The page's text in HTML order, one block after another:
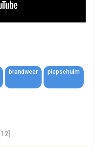
brandweer piepschuim